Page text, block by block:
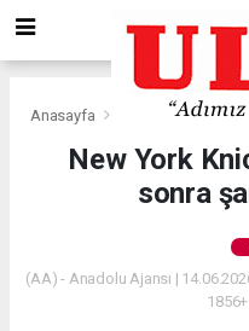
Anasayfa
New York
sonra
(AA) - Anadolu Ajansı |